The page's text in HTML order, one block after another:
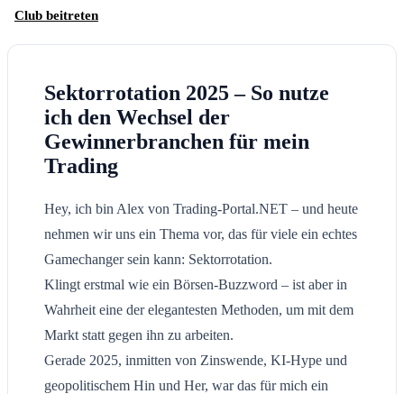
Club beitreten
Sektorrotation 2025 – So nutze
ich den Wechsel der
Gewinnerbranchen für mein
Trading
Hey, ich bin Alex von Trading-Portal.NET – und heute
nehmen wir uns ein Thema vor, das für viele ein echtes
Gamechanger sein kann: Sektorrotation.
Klingt erstmal wie ein Börsen-Buzzword – ist aber in
Wahrheit eine der elegantesten Methoden, um mit dem
Markt statt gegen ihn zu arbeiten.
Gerade 2025, inmitten von Zinswende, KI-Hype und
geopolitischem Hin und Her, war das für mich ein